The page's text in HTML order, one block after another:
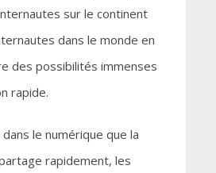
sur le continent
dans le monde en
des possibilités immenses
rapide.
le numérique que la
rapidement, les